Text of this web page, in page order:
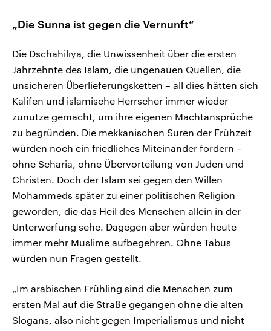
„Die Sunna ist gegen die Vernunft“
Die Dschāhilīya, die Unwissenheit über die ersten
Jahrzehnte des Islam, die ungenauen Quellen, die
unsicheren Überlieferungsketten – all dies hätten sich
Kalifen und islamische Herrscher immer wieder
zunutze gemacht, um ihre eigenen Machtansprüche
zu begründen. Die mekkanischen Suren der Frühzeit
würden noch ein friedliches Miteinander fordern –
ohne Scharia, ohne Übervorteilung von Juden und
Christen. Doch der Islam sei gegen den Willen
Mohammeds später zu einer politischen Religion
geworden, die das Heil des Menschen allein in der
Unterwerfung sehe. Dagegen aber würden heute
immer mehr Muslime aufbegehren. Ohne Tabus
würden nun Fragen gestellt.
„Im arabischen Frühling sind die Menschen zum
ersten Mal auf die Straße gegangen ohne die alten
Slogans, also nicht gegen Imperialismus und nicht